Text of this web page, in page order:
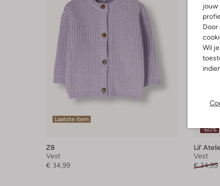
jouw
Door
Wil
Laatste item
Z8
Vest
€ 34,99
-60%
Lil'
Vest
€ 34,99